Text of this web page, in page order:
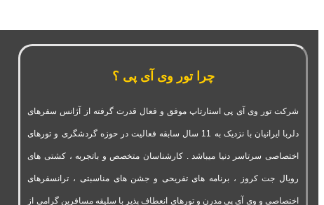
چرا تور وی آی پی ؟
شرکت تور وی آی پی استارتاپ موفق و فعال قدرت گرفته از آژانس سفرهای
دلربا ایرانیان با نزدیک به 11 سال سابقه فعالیت در حوزه گردشگری و تورهای
اختصاصی سرتاسر دنیا میباشد . کارشناسان متخصص و باتجربه ، کشتی های
رویال جت کروز ، برنامه های تفریحی و جشن های مناسبتی ، ترانسفرهای
اختصاصی و وی آی پی مدرن و تورهای انعطاف پذیر با سلیقه مسافرین گرامی از